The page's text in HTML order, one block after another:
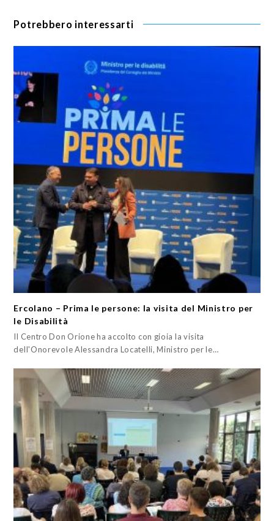
Potrebbero interessarti
Ercolano – Prima le persone: la visita del Ministro per
le Disabilità
Il Centro Don Orione ha accolto con gioia la visita
dell'Onorevole Alessandra Locatelli, Ministro per le…